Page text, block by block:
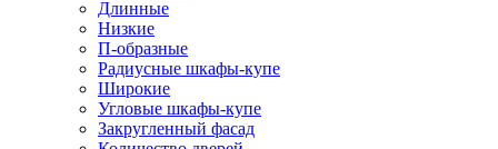
Длинные
Низкие
П-образные
Радиусные шкафы-купе
Широкие
Угловые шкафы-купе
Закругленный фасад